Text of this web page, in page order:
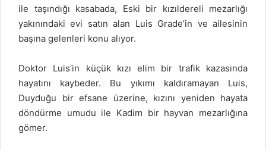
ile taşındığı kasabada, Eski bir kızıldereli mezarlığı
yakınındaki evi satın alan Luis Grade’in ve ailesinin
başına gelenleri konu alıyor.
Doktor Luis’in küçük kızı elim bir trafik kazasında
hayatını kaybeder. Bu yıkımı kaldıramayan Luis,
Duyduğu bir efsane üzerine, kızını yeniden hayata
döndürme umudu ile Kadim bir hayvan mezarlığına
gömer.